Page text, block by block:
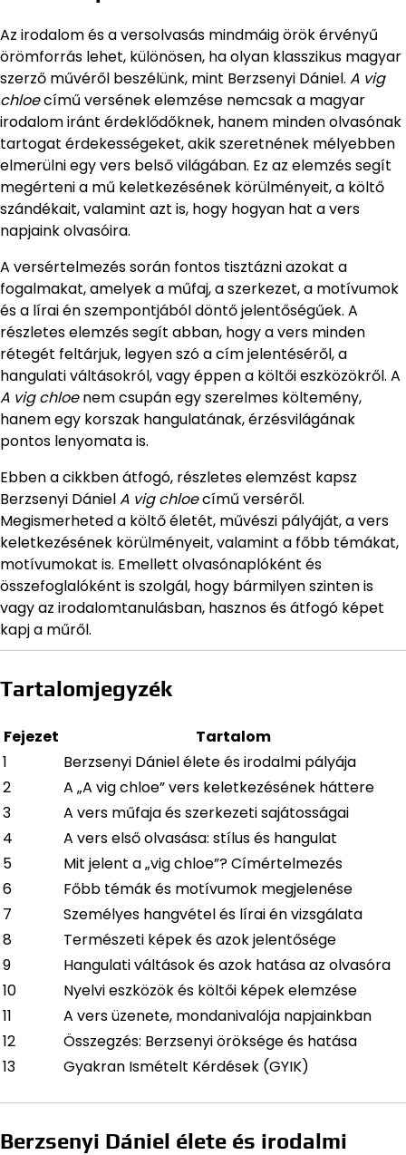
Az irodalom és a versolvasás mindmáig örök érvényű
örömforrás lehet, különösen, ha olyan klasszikus magyar
szerző művéről beszélünk, mint Berzsenyi Dániel. A vig
chloecímű versének elemzése nemcsak a magyar
irodalom iránt érdeklődőknek, hanem minden olvasónak
tartogat érdekességeket, akik szeretnének mélyebben
elmerülni egy vers belső világában. Ez az elemzés segít
megérteni a mű keletkezésének körülményeit, a költő
szándékait, valamint azt is, hogy hogyan hat a vers
napjaink olvasóira.
A versértelmezés során fontos tisztázni azokat a
fogalmakat, amelyek a műfaj, a szerkezet, a motívumok
és a lírai én szempontjából döntő jelentőségűek. A
részletes elemzés segít abban, hogy a vers minden
rétegét feltárjuk, legyen szó a cím jelentéséről, a
hangulati váltásokról, vagy éppen a költői eszközökről. A
A vig chloenem csupán egy szerelmes költemény,
hanem egy korszak hangulatának, érzésvilágának
pontos lenyomata is.
Ebben a cikkben átfogó, részletes elemzést kapsz
Berzsenyi DánielA vig chloecímű verséről.
Megismerheted a költő életét, művészi pályáját, a vers
keletkezésének körülményeit, valamint a főbb témákat,
motívumokat is. Emellett olvasónaplóként és
összefoglalóként is szolgál, hogy bármilyen szinten is
vagy az irodalomtanulásban, hasznos és átfogó képet
kapj a műről.
Tartalomjegyzék
Fejezet
Tartalom
1
Berzsenyi Dániel élete és irodalmi pályája
2
A „A vig chloe” vers keletkezésének háttere
3
A vers műfaja és szerkezeti sajátosságai
4
A vers első olvasása: stílus és hangulat
5
Mit jelent a „vig chloe”? Címértelmezés
6
Főbb témák és motívumok megjelenése
7
Személyes hangvétel és lírai én vizsgálata
8
Természeti képek és azok jelentősége
9
Hangulati váltások és azok hatása az olvasóra
10
Nyelvi eszközök és költői képek elemzése
11
A vers üzenete, mondanivalója napjainkban
12
Összegzés: Berzsenyi öröksége és hatása
13
Gyakran Ismételt Kérdések (GYIK)
Berzsenyi Dániel élete és irodalmi